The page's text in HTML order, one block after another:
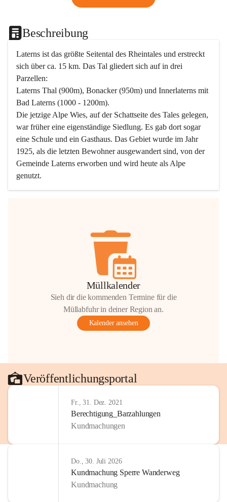
Beschreibung
Laterns ist das größte Seitental des Rheintales und erstreckt
sich über ca. 15 km. Das Tal gliedert sich auf in drei
Parzellen:
Laterns Thal (900m), Bonacker (950m) und Innerlaterns mit
Bad Laterns (1000 - 1200m).
Die jetzige Alpe Wies, auf der Schattseite des Tales gelegen,
war früher eine eigenständige Siedlung. Es gab dort sogar
eine Schule und ein Gasthaus. Das Gebiet wurde im Jahr
1925, als die letzten Bewohner ausgewandert sind, von der
Gemeinde Laterns erworben und wird heute als Alpe
genutzt.
Müllkalender
Sieh dir die kommenden Termine für die
Müllabfuhr in deiner Region an.
Kalender ansehen
Veröffentlichungsportal
Fr., 31. Dez. 2021
Berechtigung_Barzahlungen
Kundmachungen
Do., 30. Juli 2026
Kundmachung Sperre Wanderweg
Kundmachung